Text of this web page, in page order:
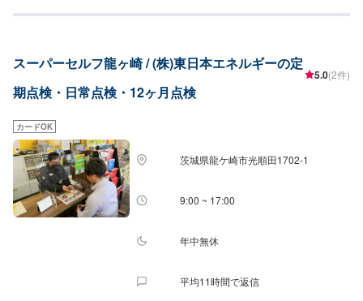
スーパーセルフ龍ヶ崎 / (株)東日本エネルギーの定
期点検・日常点検・12ヶ月点検
5.0(2件)
カードOK
茨城県龍ケ崎市光順田1702-1
9:00 ~ 17:00
年中無休
平均11時間で返信